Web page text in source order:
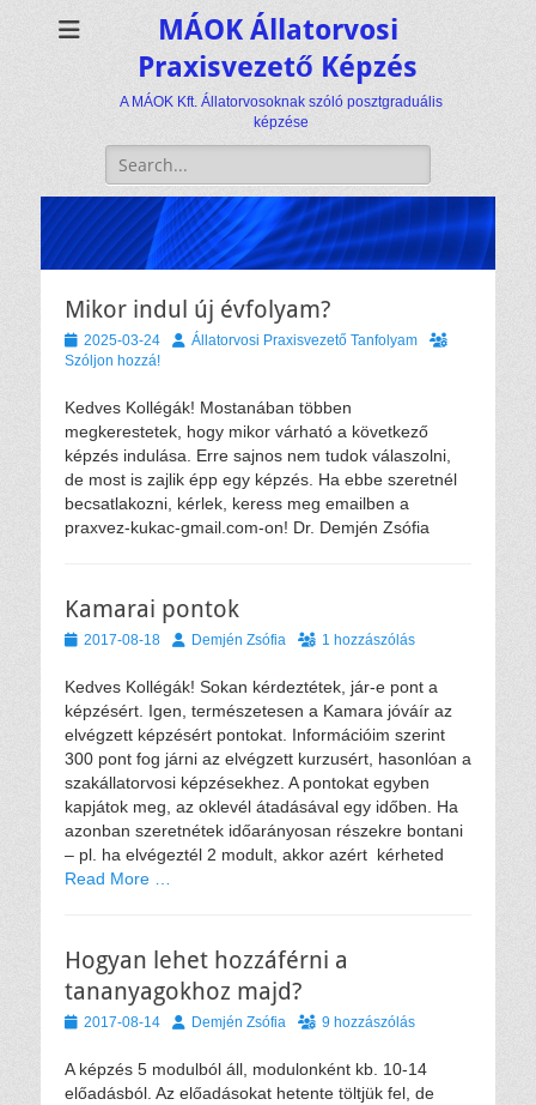
MÁOK Állatorvosi
Praxisvezető Képzés
A MÁOK Kft. Állatorvosoknak szóló posztgraduális
képzése
Keresés:
Mikor indul új évfolyam?
Közzétéve
2025-03-24 SzerzőÁllatorvosi Praxisvezető Tanfolyam
Szóljon hozzá!
Kedves Kollégák! Mostanában többen
megkerestetek, hogy mikor várható a következő
képzés indulása. Erre sajnos nem tudok válaszolni,
de most is zajlik épp egy képzés. Ha ebbe szeretnél
becsatlakozni, kérlek, keress meg emailben a
praxvez-kukac-gmail.com-on! Dr. Demjén Zsófia
Kamarai pontok
Közzétéve
2017-08-18 SzerzőDemjén Zsófia 1 hozzászólás
Kedves Kollégák! Sokan kérdeztétek, jár-e pont a
képzésért. Igen, természetesen a Kamara jóváír az
elvégzett képzésért pontokat. Információim szerint
300 pont fog járni az elvégzett kurzusért, hasonlóan a
szakállatorvosi képzésekhez. A pontokat egyben
kapjátok meg, az oklevél átadásával egy időben. Ha
azonban szeretnétek időarányosan részekre bontani
– pl. ha elvégeztél 2 modult, akkor azért kérheted
Read More …
Hogyan lehet hozzáférni a
tananyagokhoz majd?
Közzétéve
2017-08-14 SzerzőDemjén Zsófia 9 hozzászólás
A képzés 5 modulból áll, modulonként kb. 10-14
előadásból. Az előadásokat hetente töltjük fel, de